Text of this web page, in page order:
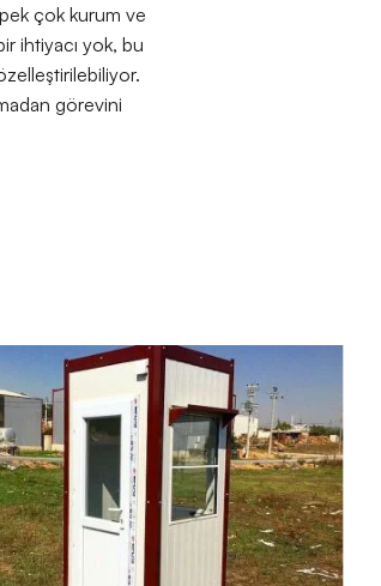
çok kurum ve
ihtiyacı yok, bu
görevini